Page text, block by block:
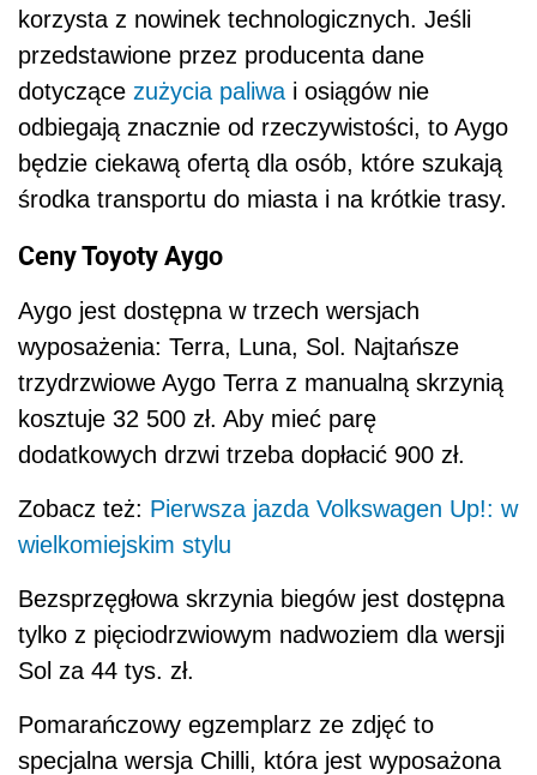
korzysta z nowinek technologicznych. Jeśli
przedstawione przez producenta dane
dotyczące zużycia paliwa i osiągów nie
odbiegają znacznie od rzeczywistości, to Aygo
będzie ciekawą ofertą dla osób, które szukają
środka transportu do miasta i na krótkie trasy.
Ceny Toyoty Aygo
Aygo jest dostępna w trzech wersjach
wyposażenia: Terra, Luna, Sol. Najtańsze
trzydrzwiowe Aygo Terra z manualną skrzynią
kosztuje 32 500 zł. Aby mieć parę
dodatkowych drzwi trzeba dopłacić 900 zł.
Zobacz też: Pierwsza jazda Volkswagen Up!: w
wielkomiejskim stylu
Bezsprzęgłowa skrzynia biegów jest dostępna
tylko z pięciodrzwiowym nadwoziem dla wersji
Sol za 44 tys. zł.
Pomarańczowy egzemplarz ze zdjęć to
specjalna wersja Chilli, która jest wyposażona